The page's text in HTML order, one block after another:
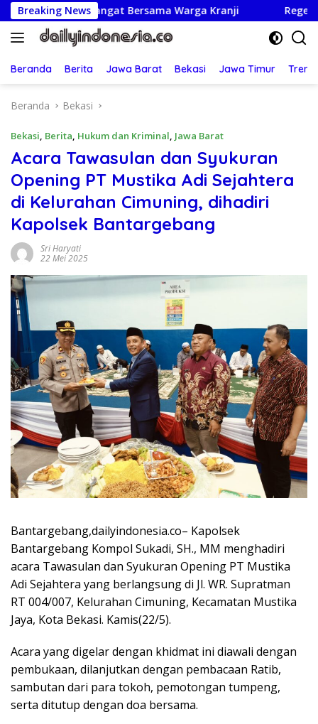
Langsung
ke
konten
Breaking News
Semangat Bersama Warga Kranji Regenerasi Adil:
Beranda Berita Jawa Barat Bekasi Jawa Timur
Beranda Bekasi
Bekasi, Berita, Hukum dan Kriminal, Jawa Barat
Acara Tawasulan dan Syukuran
Opening PT Mustika Adi Sejahtera
di Kelurahan Cimuning, dihadiri
Kapolsek Bantargebang
Sri Haryati
22 Mei 2025
Bantargebang,dailyindonesia.co– Kapolsek
Bantargebang Kompol Sukadi, SH., MM menghadiri
acara Tawasulan dan Syukuran Opening PT Mustika
Adi Sejahtera yang berlangsung di Jl. WR. Supratman
RT 004/007, Kelurahan Cimuning, Kecamatan Mustika
Jaya, Kota Bekasi. Kamis(22/5).
Acara yang digelar dengan khidmat ini diawali dengan
pembukaan, dilanjutkan dengan pembacaan Ratib,
sambutan dari para tokoh, pemotongan tumpeng,
serta ditutup dengan doa bersama.